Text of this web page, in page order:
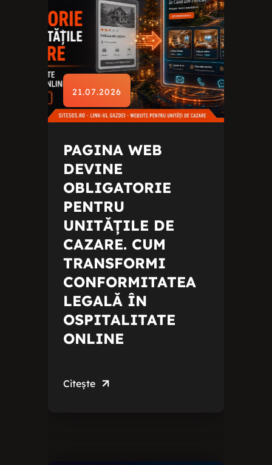
21.07.2026
PAGINA WEB
DEVINE
OBLIGATORIE
PENTRU
UNITĂȚILE DE
CAZARE. CUM
TRANSFORMI
CONFORMITATEA
LEGALĂ ÎN
OSPITALITATE
ONLINE
Citește